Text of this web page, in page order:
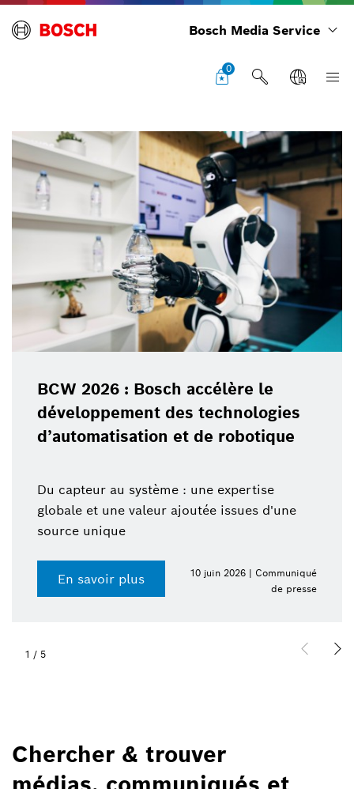
Bosch Media Service
0
BCW 2026 : Bosch accélère le
développement des technologies
d’automatisation et de robotique
Du capteur au système : une expertise
globale et une valeur ajoutée issues d'une
source unique
En savoir plus
10 juin 2026 | Communiqué
de presse
1 / 5
Chercher & trouver